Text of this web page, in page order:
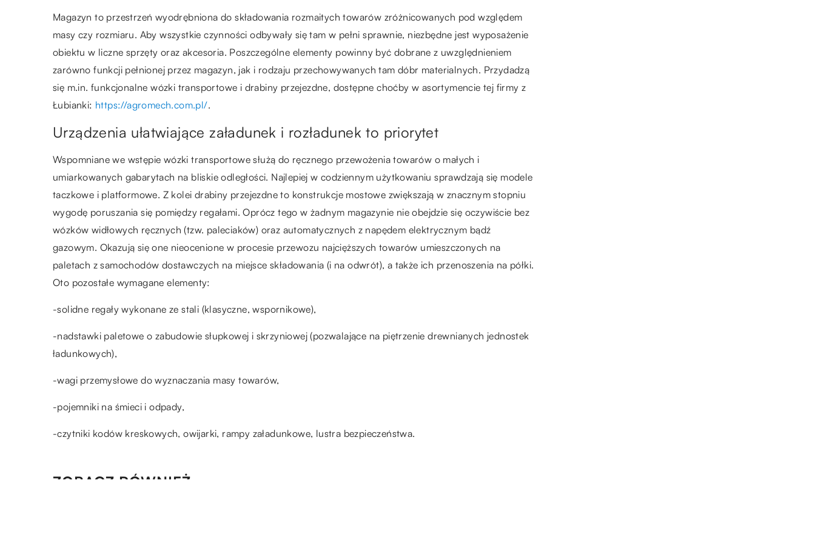
Magazyn to przestrzeń wyodrębniona do składowania rozmaitych towarów zróżnicowanych pod względem
masy czy rozmiaru. Aby wszystkie czynności odbywały się tam w pełni sprawnie, niezbędne jest wyposażenie
obiektu w liczne sprzęty oraz akcesoria. Poszczególne elementy powinny być dobrane z uwzględnieniem
zarówno funkcji pełnionej przez magazyn, jak i rodzaju przechowywanych tam dóbr materialnych. Przydadzą
się m.in. funkcjonalne wózki transportowe i drabiny przejezdne, dostępne choćby w asortymencie tej firmy z
Łubianki: https://agromech.com.pl/.
Urządzenia ułatwiające załadunek i rozładunek to priorytet
Wspomniane we wstępie wózki transportowe służą do ręcznego przewożenia towarów o małych i
umiarkowanych gabarytach na bliskie odległości. Najlepiej w codziennym użytkowaniu sprawdzają się modele
taczkowe i platformowe. Z kolei drabiny przejezdne to konstrukcje mostowe zwiększają w znacznym stopniu
wygodę poruszania się pomiędzy regałami. Oprócz tego w żadnym magazynie nie obejdzie się oczywiście bez
wózków widłowych ręcznych (tzw. paleciaków) oraz automatycznych z napędem elektrycznym bądź
gazowym. Okazują się one nieocenione w procesie przewozu najcięższych towarów umieszczonych na
paletach z samochodów dostawczych na miejsce składowania (i na odwrót), a także ich przenoszenia na półki.
Oto pozostałe wymagane elementy:
-solidne regały wykonane ze stali (klasyczne, wspornikowe),
-nadstawki paletowe o zabudowie słupkowej i skrzyniowej (pozwalające na piętrzenie drewnianych jednostek
ładunkowych),
-wagi przemysłowe do wyznaczania masy towarów,
-pojemniki na śmieci i odpady,
-czytniki kodów kreskowych, owijarki, rampy załadunkowe, lustra bezpieczeństwa.
ZOBACZ RÓWNIEŻ